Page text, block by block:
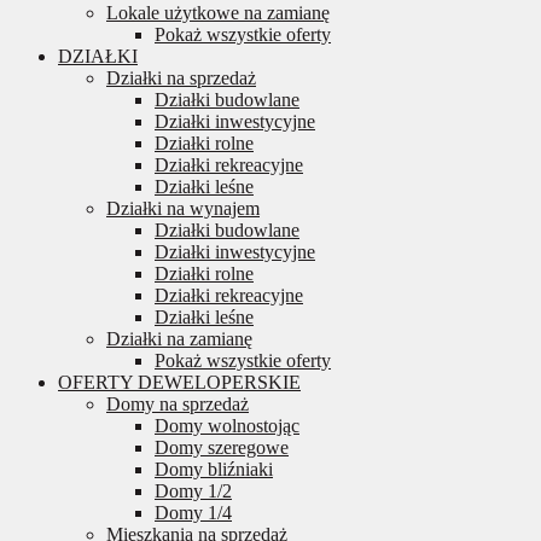
Lokale użytkowe na zamianę
Pokaż wszystkie oferty
DZIAŁKI
Działki na sprzedaż
Działki budowlane
Działki inwestycyjne
Działki rolne
Działki rekreacyjne
Działki leśne
Działki na wynajem
Działki budowlane
Działki inwestycyjne
Działki rolne
Działki rekreacyjne
Działki leśne
Działki na zamianę
Pokaż wszystkie oferty
OFERTY DEWELOPERSKIE
Domy na sprzedaż
Domy wolnostojąc
Domy szeregowe
Domy bliźniaki
Domy 1/2
Domy 1/4
Mieszkania na sprzedaż